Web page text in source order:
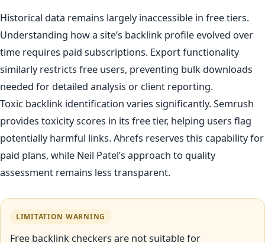
Historical data remains largely inaccessible in free tiers.
Understanding how a site’s backlink profile evolved over
time requires paid subscriptions. Export functionality
similarly restricts free users, preventing bulk downloads
needed for detailed analysis or client reporting.
Toxic backlink identification varies significantly. Semrush
provides toxicity scores in its free tier, helping users flag
potentially harmful links. Ahrefs reserves this capability for
paid plans, while Neil Patel’s approach to quality
assessment remains less transparent.
LIMITATION WARNING
Free backlink checkers are not suitable for